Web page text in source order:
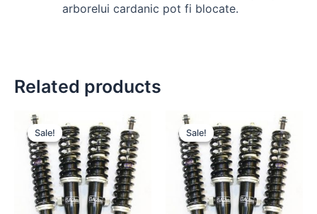
arborelui cardanic pot fi blocate.
Related products
Sale!
Sale! Sale!
Sale!